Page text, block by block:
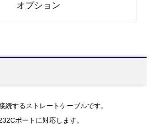
オプション
続するストレートケーブルです。
ポートに対応します。